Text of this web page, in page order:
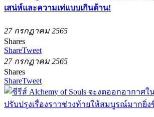
เสน่ห์และความเท่แบบเกินต้าน!
27 กรกฏาคม 2565
Shares
ShareTweet
27 กรกฏาคม 2565
Shares
ShareTweet